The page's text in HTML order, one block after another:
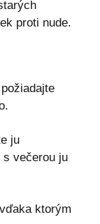
proti nude.
ju
s večerou ju
ktorým